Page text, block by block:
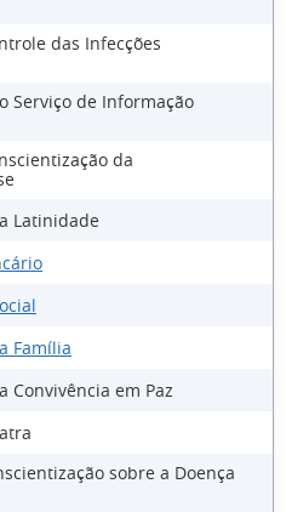
das Infecções
Serviço de Informação
da
Latinidade
Família
Convivência em Paz
sobre a Doença